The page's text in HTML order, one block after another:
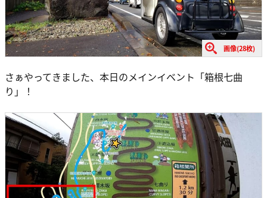
画像(28枚)
さぁやってきました、本日のメインイベント「箱根七曲
り」！